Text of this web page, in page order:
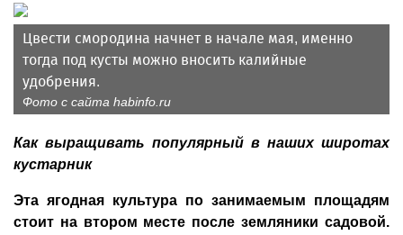
Цвести смородина начнет в начале мая, именно
тогда под кусты можно вносить калийные
удобрения.
Фото с сайта habinfo.ru
Как выращивать популярный в наших широтах
кустарник
Эта ягодная культура по занимаемым площадям
стоит на втором месте после земляники садовой.